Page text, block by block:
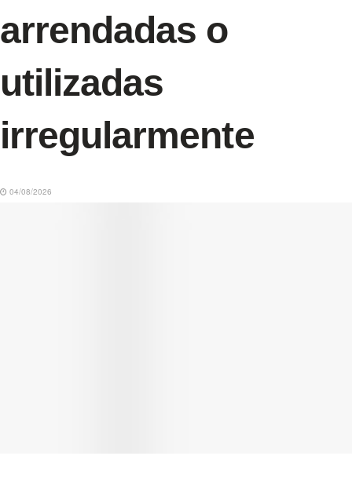
arrendadas o
utilizadas
irregularmente
04/08/2026